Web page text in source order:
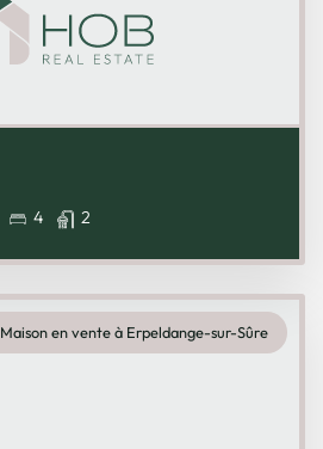
4 2
Maison en vente à Erpeldange-sur-Sûre